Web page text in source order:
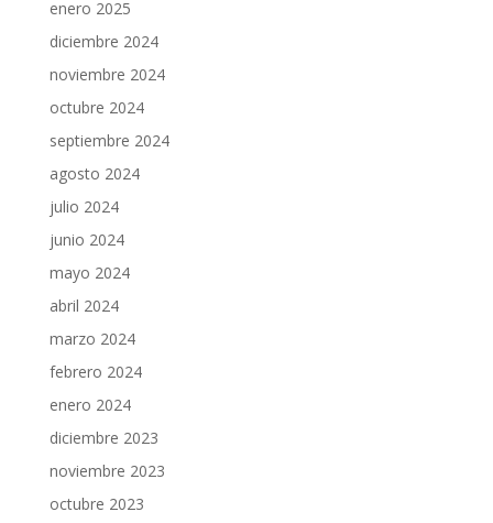
enero 2025
diciembre 2024
noviembre 2024
octubre 2024
septiembre 2024
agosto 2024
julio 2024
junio 2024
mayo 2024
abril 2024
marzo 2024
febrero 2024
enero 2024
diciembre 2023
noviembre 2023
octubre 2023